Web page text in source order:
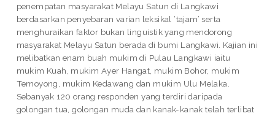
penempatan masyarakat Melayu Satun di Langkawi
berdasarkan penyebaran varian leksikal ‘tajam’ serta
menghuraikan faktor bukan linguistik yang mendorong
masyarakat Melayu Satun berada di bumi Langkawi. Kajian ini
melibatkan enam buah mukim di Pulau Langkawi iaitu
mukim Kuah, mukim Ayer Hangat, mukim Bohor, mukim
Temoyong, mukim Kedawang dan mukim Ulu Melaka.
Sebanyak 120 orang responden yang terdiri daripada
golongan tua, golongan muda dan kanak-kanak telah terlibat